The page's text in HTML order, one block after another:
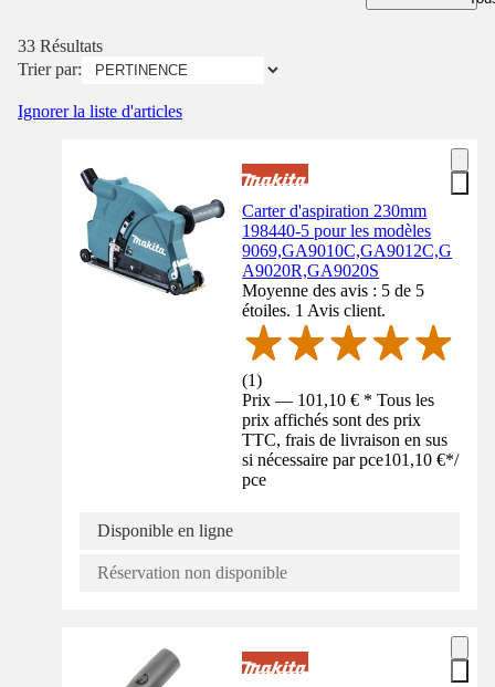
33 Résultats
Trier par:
Ignorer la liste d'articles
Carter d'aspiration 230mm
198440-5 pour les modèles
9069,GA9010C,GA9012C,G
A9020R,GA9020S
Moyenne des avis : 5 de 5
étoiles. 1 Avis client.
(1)
Prix — 101,10 € * Tous les
prix affichés sont des prix
TTC, frais de livraison en sus
si nécessaire par pce101,10 €*/
pce
Disponible en ligne
Réservation non disponible